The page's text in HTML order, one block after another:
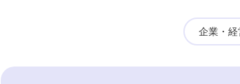
企業・